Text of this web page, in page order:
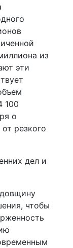
из
эти
100
о
резкого
дел и
чтобы